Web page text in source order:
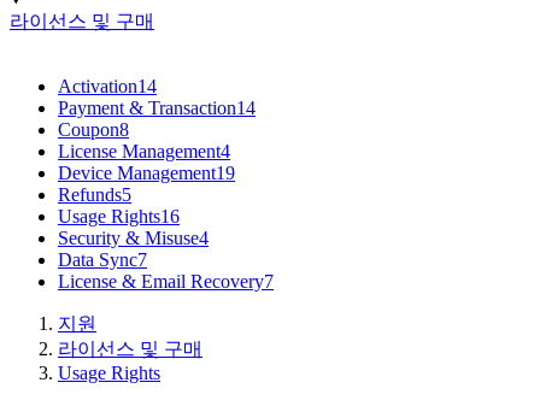
라이선스 및 구매
Activation14
Payment & Transaction14
Coupon8
License Management4
Device Management19
Refunds5
Usage Rights16
Security & Misuse4
Data Sync7
License & Email Recovery7
지원
라이선스 및 구매
Usage Rights